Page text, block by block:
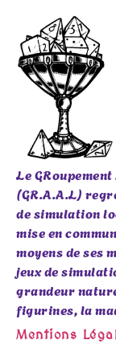
Le
(GR.A.A.L)
de simulation
mise en
moyens de ses
jeux de
grandeur
figurines, la
Mentions